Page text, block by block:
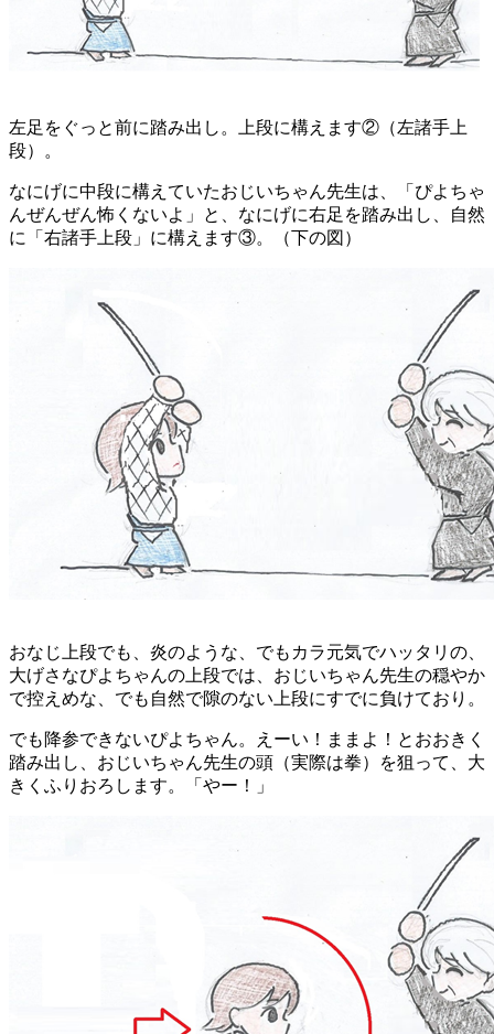
左足をぐっと前に踏み出し。上段に構えます②（左諸手上
段）。
なにげに中段に構えていたおじいちゃん先生は、「ぴよちゃ
んぜんぜん怖くないよ」と、なにげに右足を踏み出し、自然
に「右諸手上段」に構えます③。（下の図）
おなじ上段でも、炎のような、でもカラ元気でハッタリの、
大げさなぴよちゃんの上段では、おじいちゃん先生の穏やか
で控えめな、でも自然で隙のない上段にすでに負けており。
でも降参できないぴよちゃん。えーい！ままよ！とおおきく
踏み出し、おじいちゃん先生の頭（実際は拳）を狙って、大
きくふりおろします。「やー！」